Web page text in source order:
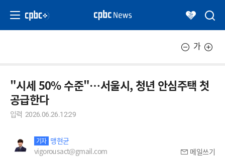
가
"시세 50% 수준"…서울시, 청년 안심주택 첫
공급한다
입력 2026.06.26.12:29
기자 맹현균
vigorousact@gmail.com
메일쓰기